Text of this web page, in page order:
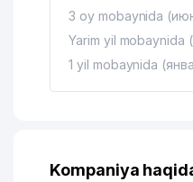
3 oy mobaynida
Yarim yil mobaynida
1 yil mobaynida
Kompaniya